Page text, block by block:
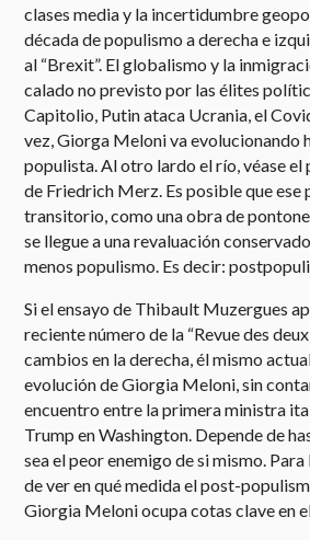
clases media y la incertidumbre
década de populismo a derecha e
al “Brexit”. El globalismo y la
calado no previsto por las élites
Capitolio, Putin ataca Ucrania, el
vez, Giorga Meloni va evolucionando
populista. Al otro lardo el río, véase
de Friedrich Merz. Es posible que
transitorio, como una obra de
se llegue a una revaluación
menos populismo. Es decir:
Si el ensayo de Thibault Muzergues
reciente número de la “Revue des
cambios en la derecha, él mismo
evolución de Giorgia Meloni, sin
encuentro entre la primera ministra
Trump en Washington. Depende de
sea el peor enemigo de si mismo.
de ver en qué medida el post-
Giorgia Meloni ocupa cotas clave en